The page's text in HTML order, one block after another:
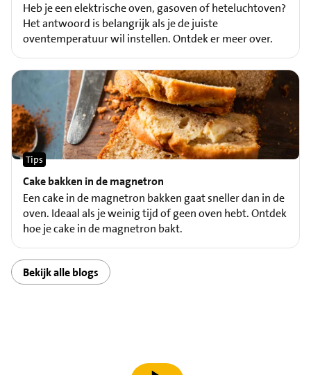
Heb je een elektrische oven, gasoven of heteluchtoven?
Het antwoord is belangrijk als je de juiste
oventemperatuur wil instellen. Ontdek er meer over.
Cake bakken in de magnetron
Tips
Een cake in de magnetron bakken gaat sneller dan in de
oven. Ideaal als je weinig tijd of geen oven hebt. Ontdek
hoe je cake in de magnetron bakt.
Bekijk alle blogs